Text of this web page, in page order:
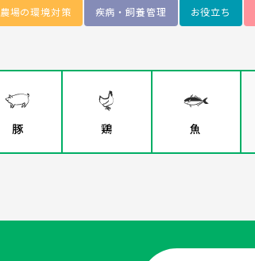
農場の環境対策 疾病・飼養管理 お役立ち
豚 鶏 魚